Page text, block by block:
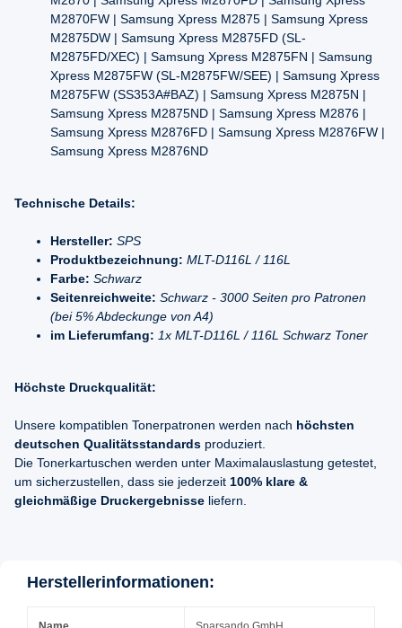
M2870FW | Samsung Xpress M2875 | Samsung Xpress
M2875DW | Samsung Xpress M2875FD (SL-
M2875FD/XEC) | Samsung Xpress M2875FN | Samsung
Xpress M2875FW (SL-M2875FW/SEE) | Samsung Xpress
M2875FW (SS353A#BAZ) | Samsung Xpress M2875N |
Samsung Xpress M2875ND | Samsung Xpress M2876 |
Samsung Xpress M2876FD | Samsung Xpress M2876FW |
Samsung Xpress M2876ND
Technische Details:
Hersteller: SPS
Produktbezeichnung: MLT-D116L / 116L
Farbe: Schwarz
Seitenreichweite: Schwarz - 3000 Seiten pro Patronen
(bei 5% Abdeckunge von A4)
im Lieferumfang: 1x MLT-D116L / 116L Schwarz Toner
Höchste Druckqualität:
Unsere kompatiblen Tonerpatronen werden nach höchsten
deutschen Qualitätsstandards produziert.
Die Tonerkartuschen werden unter Maximalauslastung getestet,
um sicherzustellen, dass sie jederzeit 100% klare &
gleichmäßige Druckergebnisse liefern.
Herstellerinformationen: